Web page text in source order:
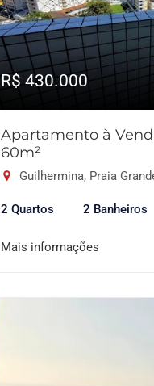
R$ 430.000
Apartamento à
60m²
Guilhermina, Praia
2 Quartos 2 Banheiros
Mais informações